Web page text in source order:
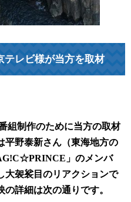
レビ様が当方を取材
組制作のために当方の取材
平野泰新さん（東海地方の
」のメンバ
大袈裟目のリアクションで
詳細は次の通りです。